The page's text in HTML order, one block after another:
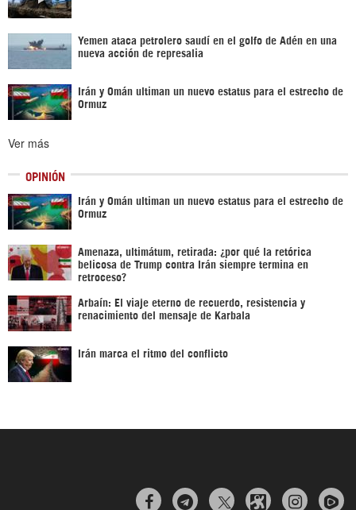
Yemen ataca petrolero saudí en el golfo de Adén en una
nueva acción de represalia
Irán y Omán ultiman un nuevo estatus para el estrecho de
Ormuz
Ver más
OPINIÓN
Irán y Omán ultiman un nuevo estatus para el estrecho de
Ormuz
Amenaza, ultimátum, retirada: ¿por qué la retórica
belicosa de Trump contra Irán siempre termina en
retroceso?
Arbaín: El viaje eterno de recuerdo, resistencia y
renacimiento del mensaje de Karbala
Irán marca el ritmo del conflicto
  